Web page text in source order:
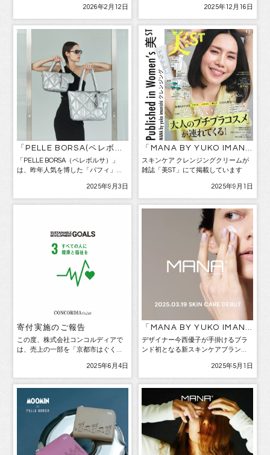
2026年2月12日
ボルサ マルシェ）〉をスタートしま
す。 コンセプトは「今日の気分を彩
る、ペレボルサのマルシェライン」
[…]
2025年12月16日
「PELLE BORSA(ペレボル
サ)」は人気「パフィバッ
グ」の進化版 メタリック×ふ
フィ”を発売 ― オンライン
限定カラー「ホワイト」も
登場
「PELLE BORSA（ペレボルサ）」
は、昨年人気を博した「パフィ」シ
フィ』を、2025年9月3日（水）に発
売いたします。 公式オンラインショ
2025年9月3日
「MANA BY YUKO IMANI
SHI」クレンジングクリーム
スキンケア クレンジングクリームが
雑誌「美ST」にて掲載しています
2025年9月1日
寄付実施のご報告
この度、株式会社コンコルディアで
は、売上の一部を「京都市はぐくみ
した。 「子どもを健やかで心豊かに
育む社会を築くために， 京都市民共
通の行動規範として制定された「京
都はぐくみ憲章（子どもを […]
2025年6月4日
「MANA BY YUKO IMANI
SHI」ブランド初となる新ス
キンケアブランドが誕生
デザイナー今西優子が手掛けるブラ
ンド初となる新スキンケアブランド
2025年5月1日